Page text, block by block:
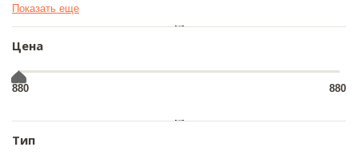
Показать еще
Цена
880 880
Тип